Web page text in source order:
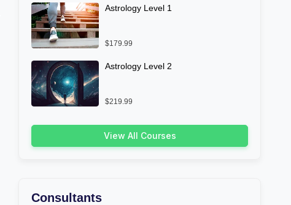
Astrology Level 1
$179.99
Astrology Level 2
$219.99
View All Courses
Consultants